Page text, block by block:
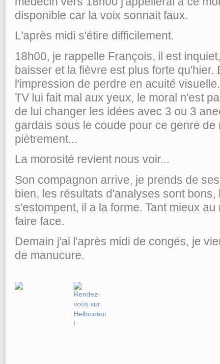
disponible car la voix sonnait faux.
L'après midi s'étire difficilement.
18h00, je rappelle François, il est
baisser et la fièvre est plus forte qu'hier.
l'impression de perdre en acuité
TV lui fait mal aux yeux, le moral n'est
de lui changer les idées avec 3 ou 3
gardais sous le coude pour ce genre de
piètrement...
La morosité revient nous voir...
Son compagnon arrive, je prends de
bien, les résultats d'analyses sont
s'estompent, il a la forme. Tant mieux
faire face.
Demain j'ai l'après midi de congés, je
de manucure.